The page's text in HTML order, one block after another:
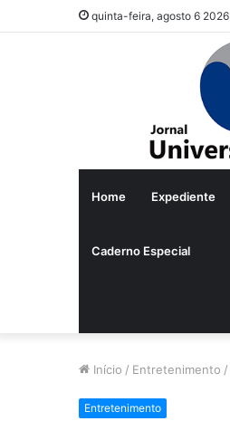
quinta-feira, agosto 6 2026
Home Expediente
Caderno Especial
Início / Entretenimento /
Entretenimento